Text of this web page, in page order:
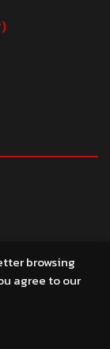
browsing
agree to our